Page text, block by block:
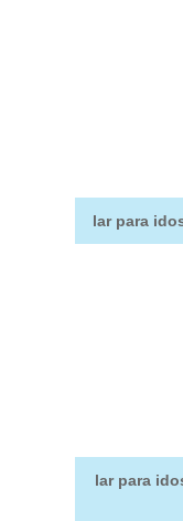
lar para
lar para